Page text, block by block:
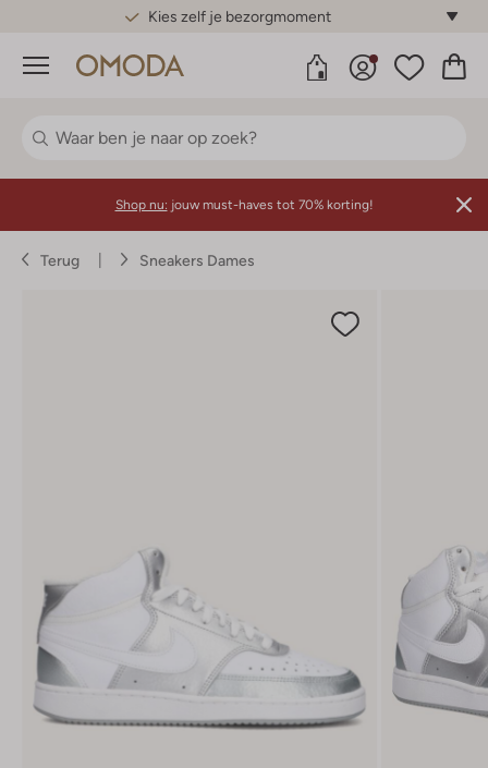
Gratis standaard verzending*
Menu
Shop nu: jouw must-haves tot 70% korting!
Terug Sneakers Dames